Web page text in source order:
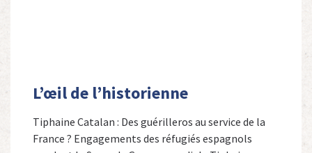
L’œil de l’historienne
Tiphaine Catalan : Des guérilleros au service de la
France ? Engagements des réfugiés espagnols